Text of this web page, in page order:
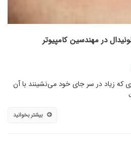
در مهندسین کامپیوتر
که زیاد در سر جای خود می‌نشینند با آن
بیشتر بخوانید